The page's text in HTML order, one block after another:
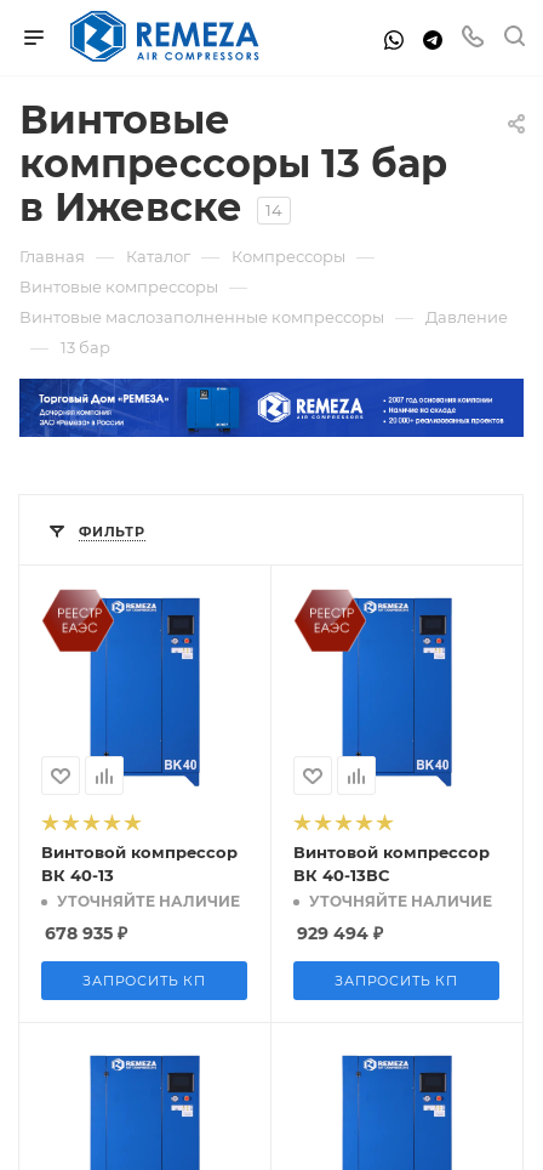
Винтовые
компрессоры 13 бар
в Ижевске
14
Главная — Каталог — Компрессоры —
Винтовые компрессоры —
Винтовые маслозаполненные компрессоры — Давление
— 13 бар
ФИЛЬТР
Винтовой компрессор
ВК 40-13
УТОЧНЯЙТЕ НАЛИЧИЕ
678 935 ₽
ЗАПРОСИТЬ КП
Винтовой компрессор
ВК 40-13ВС
УТОЧНЯЙТЕ НАЛИЧИЕ
929 494 ₽
ЗАПРОСИТЬ КП